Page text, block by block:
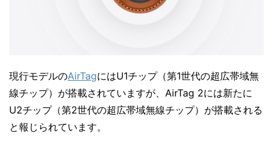
現行モデルのAirTagにはU1チップ（第1世代の超広帯域無
線チップ）が搭載されていますが、AirTag 2には新たに
U2チップ（第2世代の超広帯域無線チップ）が搭載される
と報じられています。